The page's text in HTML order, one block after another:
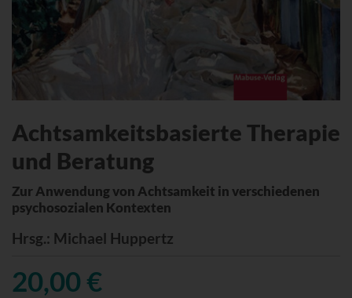
Achtsamkeitsbasierte Therapie
und Beratung
Zur Anwendung von Achtsamkeit in verschiedenen
psychosozialen Kontexten
Hrsg.: Michael Huppertz
20,00 €